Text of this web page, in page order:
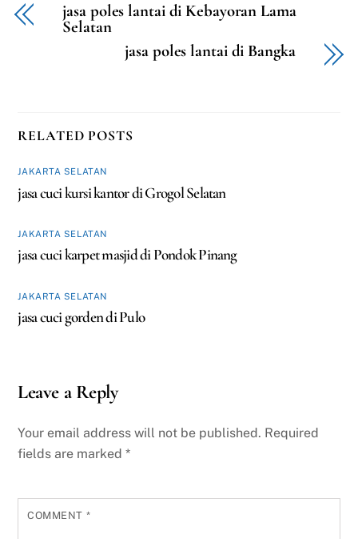
jasa poles lantai di Kebayoran Lama
Selatan
jasa poles lantai di Bangka
RELATED POSTS
JAKARTA SELATAN
jasa cuci kursi kantor di Grogol Selatan
JAKARTA SELATAN
jasa cuci karpet masjid di Pondok Pinang
JAKARTA SELATAN
jasa cuci gorden di Pulo
Leave a Reply
Your email address will not be published. Required
fields are marked*
COMMENT *